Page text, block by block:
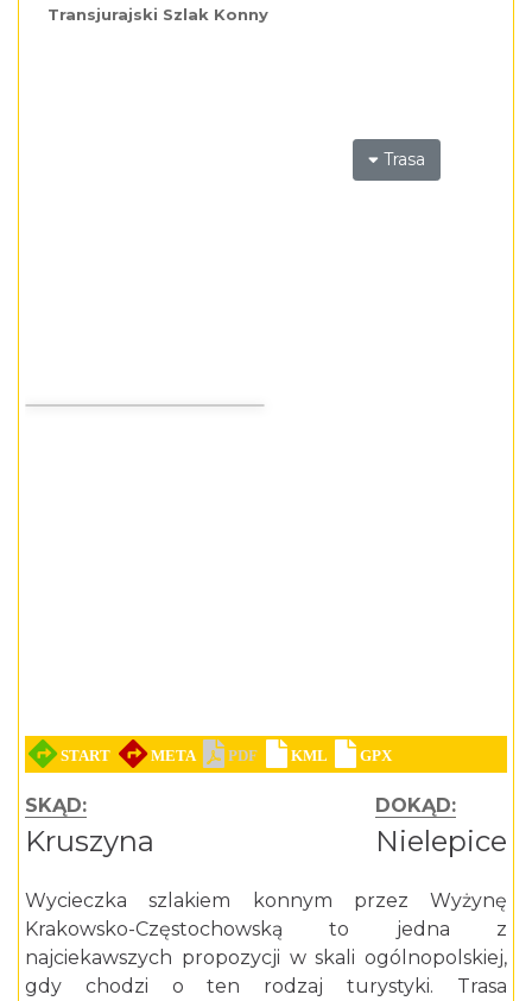
Transjurajski Szlak Konny
Trasa
SKĄD:
Kruszyna
DOKĄD:
Nielepice
Wycieczka szlakiem konnym przez Wyżynę
Krakowsko-Częstochowską to jedna z
najciekawszych propozycji w skali ogólnopolskiej,
gdy chodzi o ten rodzaj turystyki. Trasa